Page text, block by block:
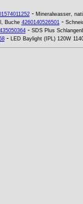
- Mineralwasser,
Buche 4260140526501-
- SDS Plus
- LED Baylight (IPL) 120W